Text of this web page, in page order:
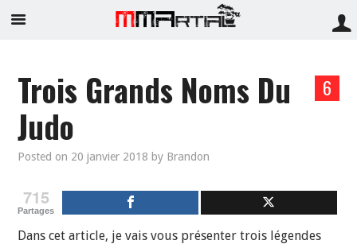
6
Trois Grands Noms Du
Judo
Posted on 20 janvier 2018 by Brandon
715
Partages
Dans cet article, je vais vous présenter trois légendes